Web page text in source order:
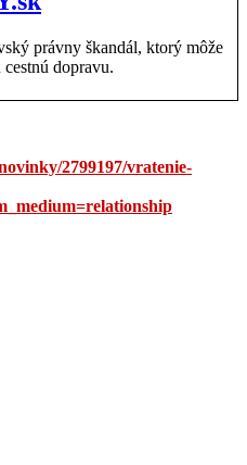
právny škandál, ktorý môže
dopravu.
2799197/vratenie-